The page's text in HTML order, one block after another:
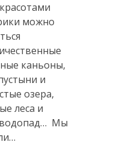
можно
каньоны,
и
озера,
леса и
водопад… Мы